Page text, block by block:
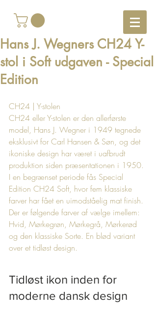
Hans J. Wegners CH24 Y-
stol i Soft udgaven - Special
Edition
CH24 | Y-stolen
CH24 eller Y-stolen er den allerførste
model, Hans J. Wegner i 1949 tegnede
eksklusivt for Carl Hansen & Søn, og det
ikoniske design har været i uafbrudt
produktion siden præsentationen i 1950.
I en begrænset periode fås Special
Edition CH24 Soft, hvor fem klassiske
farver har fået en uimodståelig mat finish.
Der er følgende farver af vælge imellem:
Hvid, Mørkegrøn, Mørkegrå, Mørkerød
og den klassiske Sorte. En blød variant
over et tidløst design.
Tidløst ikon inden for
moderne dansk design